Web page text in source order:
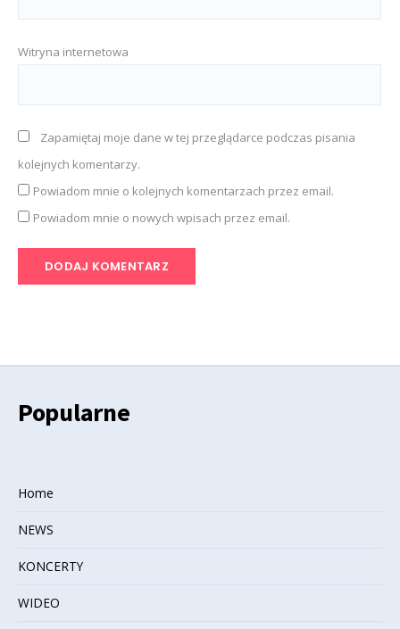
Witryna internetowa
Zapamiętaj moje dane w tej przeglądarce podczas pisania
kolejnych komentarzy.
Powiadom mnie o kolejnych komentarzach przez email.
Powiadom mnie o nowych wpisach przez email.
Popularne
Home
NEWS
KONCERTY
WIDEO